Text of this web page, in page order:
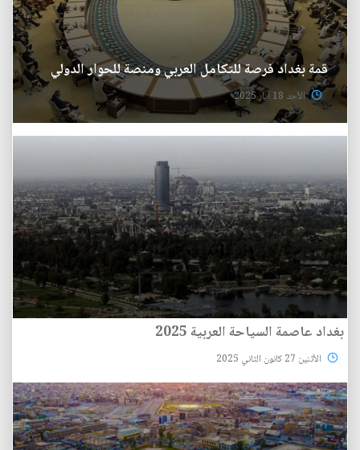
قمة بغداد فرصة للتكامل العربي ومنصة للحوار الدولي
الأحد 18 آيار 2025
بغداد عاصمة السياحة العربية 2025
الأثنين 27 كانون الثاني 2025